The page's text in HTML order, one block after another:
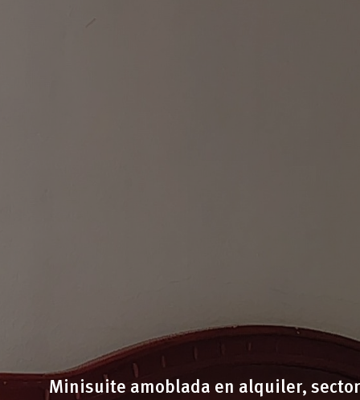
Minisuite amoblada en alquiler, sector